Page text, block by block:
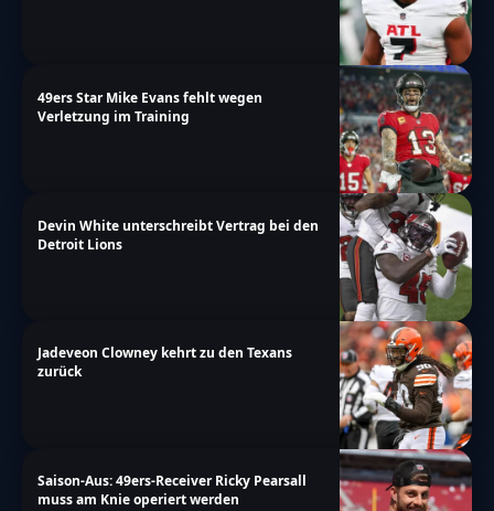
49ers Star Mike Evans fehlt wegen
Verletzung im Training
Devin White unterschreibt Vertrag bei den
Detroit Lions
Jadeveon Clowney kehrt zu den Texans
zurück
Saison-Aus: 49ers-Receiver Ricky Pearsall
muss am Knie operiert werden